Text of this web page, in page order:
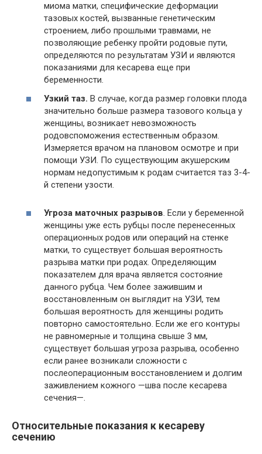
миома матки, специфические деформации
тазовых костей, вызванные генетическим
строением, либо прошлыми травмами, не
позволяющие ребенку пройти родовые пути,
определяются по результатам УЗИ и являются
показаниями для кесарева еще при
беременности.
Узкий таз. В случае, когда размер головки плода
значительно больше размера тазового кольца у
женщины, возникает невозможность
родовспоможения естественным образом.
Измеряется врачом на плановом осмотре и при
помощи УЗИ. По существующим акушерским
нормам недопустимым к родам считается таз 3-4-
й степени узости.
Угроза маточных разрывов. Если у беременной
женщины уже есть рубцы после перенесенных
операционных родов или операций на стенке
матки, то существует большая вероятность
разрыва матки при родах. Определяющим
показателем для врача является состояние
данного рубца. Чем более зажившим и
восстановленным он выглядит на УЗИ, тем
большая вероятность для женщины родить
повторно самостоятельно. Если же его контуры
не равномерные и толщина свыше 3 мм,
существует большая угроза разрыва, особенно
если ранее возникали сложности с
послеоперационным восстановлением и долгим
заживлением кожного —шва после кесарева
сечения—.
Относительные показания к кесареву
сечению